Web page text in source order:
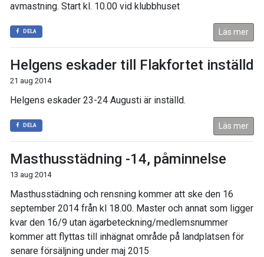
avmastning. Start kl. 10.00 vid klubbhuset
DELA Läs mer
Helgens eskader till Flakfortet inställd
21 aug 2014
Helgens eskader 23-24 Augusti är inställd.
DELA Läs mer
Masthusstädning -14, påminnelse
13 aug 2014
Masthusstädning och rensning kommer att ske den 16
september 2014 från kl 18.00. Master och annat som ligger
kvar den 16/9 utan ägarbeteckning/medlemsnummer
kommer att flyttas till inhägnat område på landplatsen för
senare försäljning under maj 2015